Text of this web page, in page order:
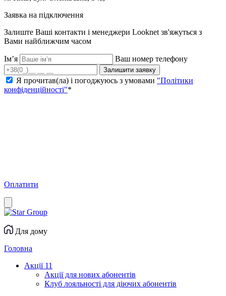
Заявка на підключення
Залиште Ваші контакти і менеджери Looknet зв'яжуться з
Вами найближчим часом
Ім’я Ваш номер телефону
Залишити заявку
Я прочитав(ла) і погоджуюсь з умовами "Політики
конфіденційності"*
Оплатити
Для дому
Головна
Акції 11
Акції для нових абонентів
Клуб лояльності для діючих абонентів